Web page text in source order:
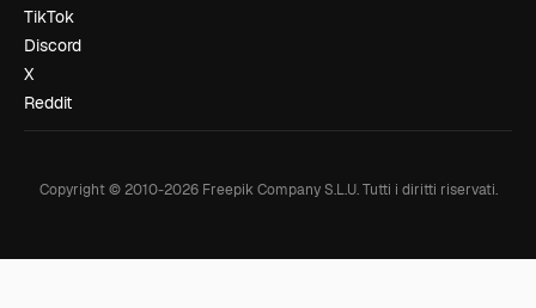
TikTok
Discord
X
Reddit
Copyright © 2010-2026Freepik Company S.L.U. Tutti i diritti riservati.